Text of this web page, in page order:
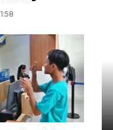
operasi
Mutiara